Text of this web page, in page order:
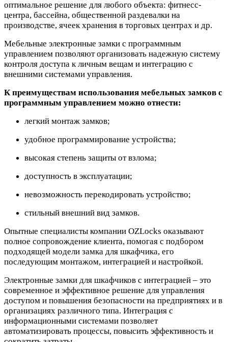
оптимальное решение для любого объекта: фитнесс-
центра, бассейна, общественной раздевалки на
производстве, ячеек хранения в торговых центрах и др.
Мебельные электронные замки с программным
управлением позволяют организовать надежную систему
контроля доступа к личным вещам и интеграцию с
внешними системами управления.
К преимуществам использования мебельных замков с
программным управлением можно отнести:
легкий монтаж замков;
удобное программирование устройства;
высокая степень защиты от взлома;
доступность в эксплуатации;
невозможность перекодировать устройство;
стильный внешний вид замков.
Опытные специалисты компании OZLocks оказывают
полное сопровождение клиента, помогая с подбором
подходящей модели замка для шкафчика, его
последующим монтажом, интеграцией и настройкой.
Электронные замки для шкафчиков с интеграцией – это
современное и эффективное решение для управления
доступом и повышения безопасности на предприятиях и в
организациях различного типа. Интеграция с
информационными системами позволяет
автоматизировать процессы, повысить эффективность и